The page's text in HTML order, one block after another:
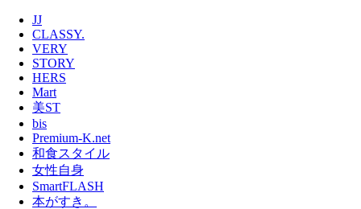
JJ
CLASSY.
VERY
STORY
HERS
Mart
美ST
bis
Premium-K.net
和食スタイル
女性自身
SmartFLASH
本がすき。